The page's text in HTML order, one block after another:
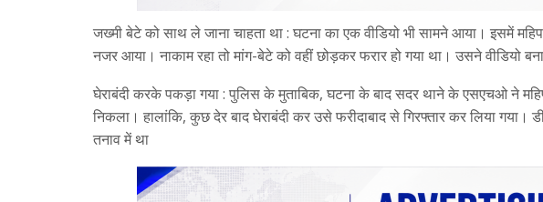
जख्मी बेटे को साथ ले जाना चाहता था : घटना का एक वीडियो भी सामने आया। इसमें
नजर आया। नाकाम रहा तो मांग-बेटे को वहीं छोड़कर फरार हो गया था। उसने वीडियो
घेराबंदी करके पकड़ा गया : पुलिस के मुताबिक, घटना के बाद सदर थाने के एसएचओ ने
निकला। हालांकि, कुछ देर बाद घेराबंदी कर उसे फरीदाबाद से गिरफ्तार कर लिया गया।
तनाव में था